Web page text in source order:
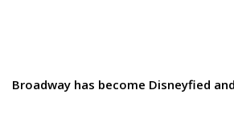
Broadway has become Disneyfied